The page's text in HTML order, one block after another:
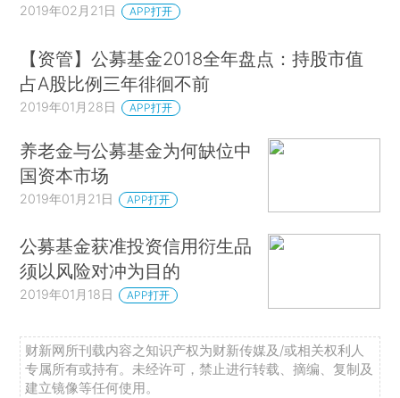
2019年02月21日 APP打开
【资管】公募基金2018全年盘点：持股市值
占A股比例三年徘徊不前
2019年01月28日 APP打开
养老金与公募基金为何缺位中
国资本市场
2019年01月21日 APP打开
公募基金获准投资信用衍生品
须以风险对冲为目的
2019年01月18日 APP打开
财新网所刊载内容之知识产权为财新传媒及/或相关权利人
专属所有或持有。未经许可，禁止进行转载、摘编、复制及
建立镜像等任何使用。